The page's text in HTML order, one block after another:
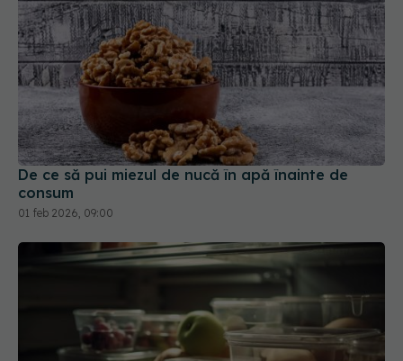
De ce să pui miezul de nucă în apă înainte de
consum
01 feb 2026, 09:00